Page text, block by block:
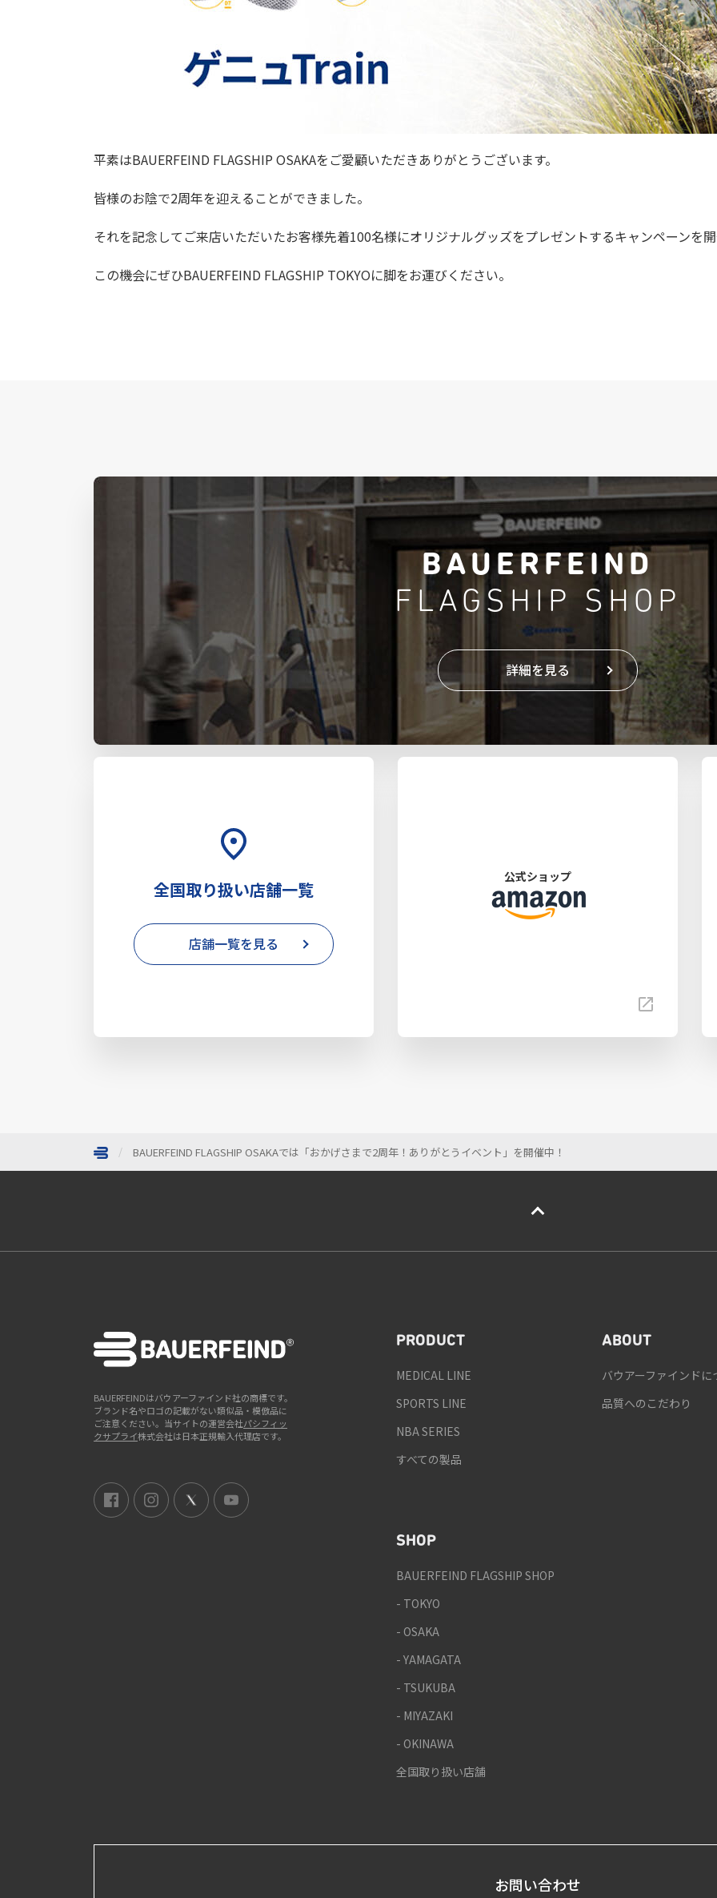
平素はBAUERFEIND FLAGSHIP OSAKAをご愛顧いただきありがとうございます。
皆様のお陰で2周年を迎えることができました。
それを記念してご来店いただいたお客様先着100名様にオリジナルグッズをプレゼントするキャンペーンを
この機会にぜひBAUERFEIND FLAGSHIP TOKYOに脚をお運びください。
BAUERFEIND
FLAGSHIP SHOP
詳細を見る
全国取り扱い店舗一覧
店舗一覧を見る
公式ショップ
BAUERFEIND FLAGSHIP OSAKAでは「おかげさまで2周年！ありがとうイベント」を開催中！
ページトップへ
BAUERFEINDはバウアーファインド社の商標です。
ブランド名やロゴの記載がない類似品・模倣品に
ご注意ください。当サイトの運営会社パシフィッ
クサプライ株式会社は日本正規輸入代理店です。
PRODUCT
MEDICAL LINE
SPORTS LINE
NBA SERIES
すべての製品
ABOUT
バウアーファインドに
品質へのこだわり
SHOP
BAUERFEIND FLAGSHIP SHOP
- TOKYO
- OSAKA
- YAMAGATA
- TSUKUBA
- MIYAZAKI
- OKINAWA
全国取り扱い店舗
お問い合わせ